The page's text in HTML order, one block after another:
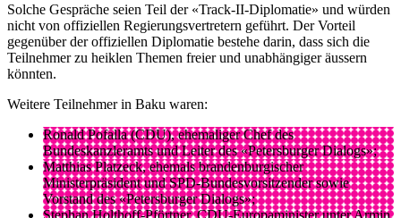
Solche Gespräche seien Teil der «Track-II-Diplomatie» und würden
nicht von offiziellen Regierungsvertretern geführt. Der Vorteil
gegenüber der offiziellen Diplomatie bestehe darin, dass sich die
Teilnehmer zu heiklen Themen freier und unabhängiger äussern
könnten.
Weitere Teilnehmer in Baku waren:
Ronald Pofalla (CDU), ehemaliger Chef des
Bundeskanzleramts und Leiter des «Petersburger Dialogs»;
Matthias Platzeck, ehemals brandenburgischer
Ministerpräsident und SPD-Bundesvorsitzender sowie
Vorstand des «Petersburger Dialogs»;
Stephan Holthoff-Pförtner, CDU-Europaminister unter Armin